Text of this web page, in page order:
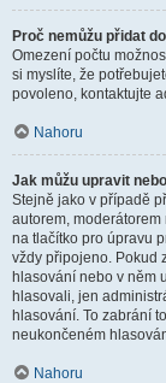
Proč nemůžu přidat
Omezení počtu
si myslíte, že
povoleno, kontaktujte
Nahoru
Jak můžu upravit
Stejně jako v případě
autorem,
na tlačítko pro úpravu
vždy připojeno. Pokud
hlasování nebo v něm
hlasovali, jen
hlasování. To zabrání
neukončeném
Nahoru